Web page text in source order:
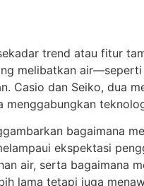
trend atau fitur
melibatkan
Casio dan Seiko, dua
menggabungkan
bagaimana
ekspektasi
air, serta bagaimana
lama tetapi juga